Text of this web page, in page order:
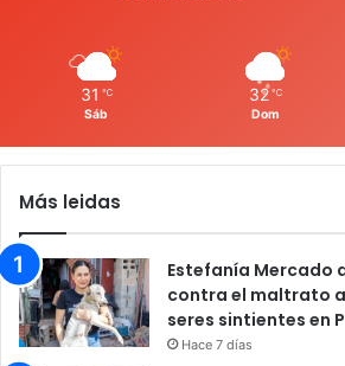
31 ℃
Sáb
32 ℃
Dom
Más leidas
Estefanía Mercado
contra el maltrato
seres sintientes en
Hace 7 días